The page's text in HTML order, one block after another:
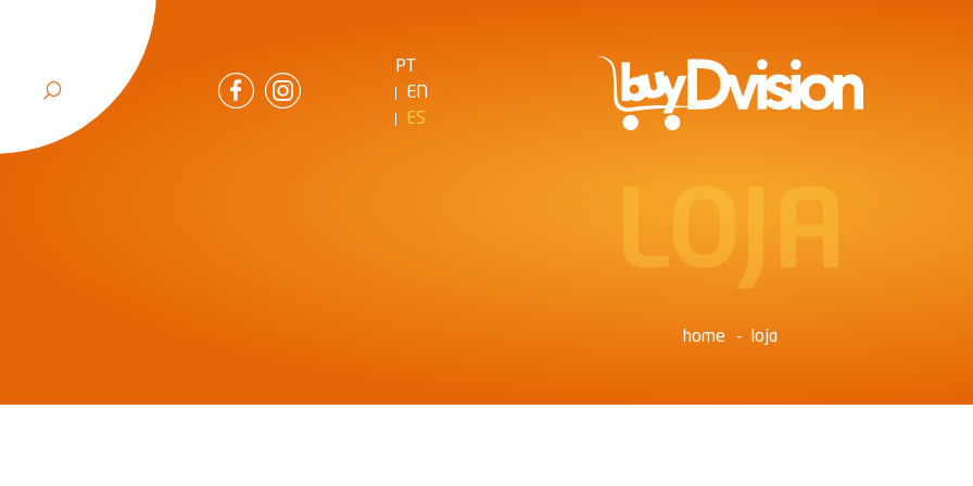
PT
EN
ES
LOJA
home loja